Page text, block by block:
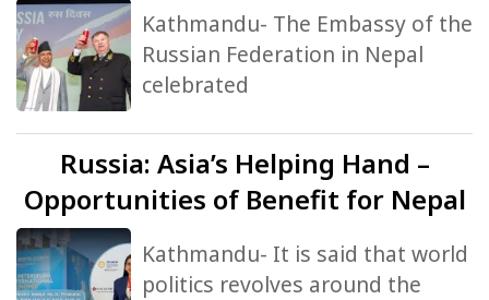
Kathmandu- The Embassy of the
Russian Federation in Nepal
celebrated
Russia: Asia’s Helping Hand –
Opportunities of Benefit for Nepal
Kathmandu- It is said that world
politics revolves around the